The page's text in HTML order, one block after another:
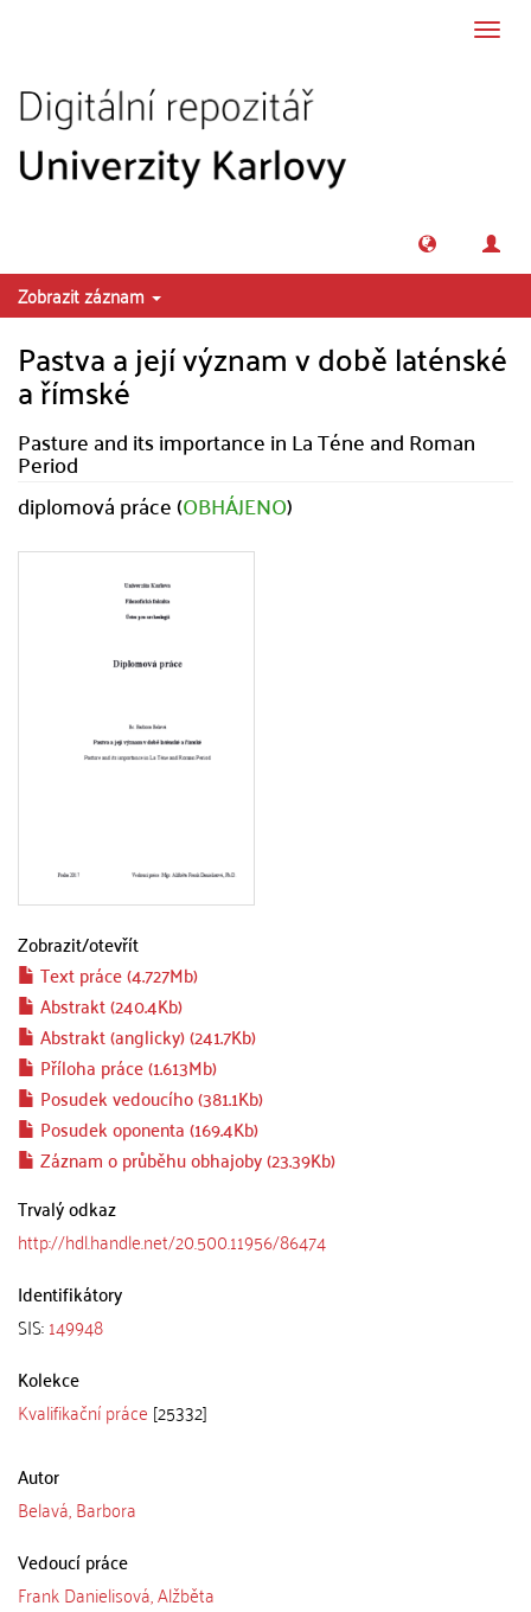
Zobrazit záznam
Pastva a její význam v době laténské
a římské
Pasture and its importance in La Téne and Roman
Period
diplomová práce (OBHÁJENO)
Zobrazit/otevřít
Text práce (4.727Mb)
Abstrakt (240.4Kb)
Abstrakt (anglicky) (241.7Kb)
Příloha práce (1.613Mb)
Posudek vedoucího (381.1Kb)
Posudek oponenta (169.4Kb)
Záznam o průběhu obhajoby (23.39Kb)
Trvalý odkaz
http://hdl.handle.net/20.500.11956/86474
Identifikátory
SIS:149948
Kolekce
Kvalifikační práce [25332]
Autor
Belavá, Barbora
Vedoucí práce
Frank Danielisová, Alžběta